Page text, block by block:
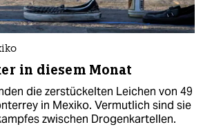
in diesem Monat
die zerstückelten Leichen von 49
in Mexiko. Vermutlich sind sie
zwischen Drogenkartellen.